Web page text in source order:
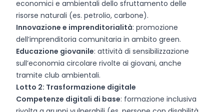
economici e ambientali dello sfruttamento delle
risorse naturali (es. petrolio, carbone).
Innovazione e imprenditorialità: promozione
dell’imprenditoria comunitaria in ambito green.
Educazione giovanile: attività di sensibilizzazione
sull’economia circolare rivolte ai giovani, anche
tramite club ambientali.
Lotto 2: Trasformazione digitale
Competenze digitali di base: formazione inclusiva